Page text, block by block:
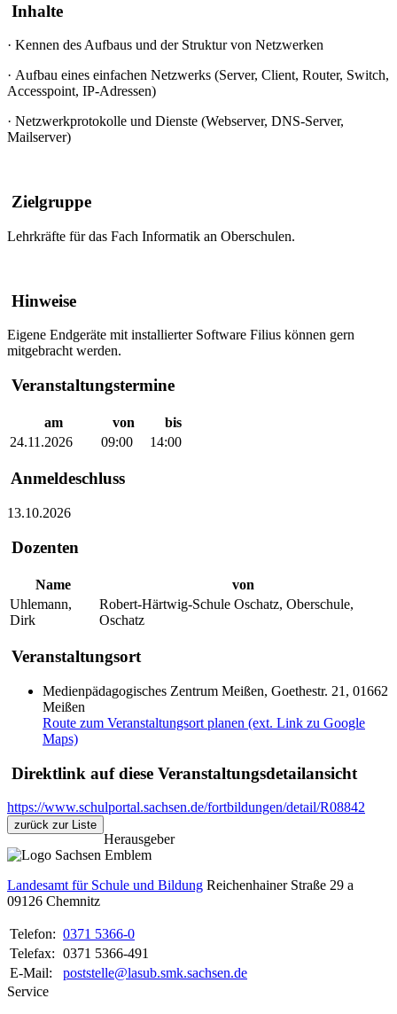
Inhalte
· Kennen des Aufbaus und der Struktur von Netzwerken
· Aufbau eines einfachen Netzwerks (Server, Client, Router, Switch,
Accesspoint, IP-Adressen)
· Netzwerkprotokolle und Dienste (Webserver, DNS-Server,
Mailserver)
Zielgruppe
Lehrkräfte für das Fach Informatik an Oberschulen.
Hinweise
Eigene Endgeräte mit installierter Software Filius können gern
mitgebracht werden.
Veranstaltungstermine
am von
bis
24.11.2026
09:00 14:00
Anmeldeschluss
13.10.2026
Dozenten
Name
von
Uhlemann,
Dirk
Robert-Härtwig-Schule Oschatz, Oberschule,
Oschatz
Veranstaltungsort
Medienpädagogisches Zentrum Meißen, Goethestr. 21, 01662
Meißen
Route zum Veranstaltungsort planen (ext. Link zu Google
Maps)
Direktlink auf diese Veranstaltungsdetailansicht
https://www.schulportal.sachsen.de/fortbildungen/detail/R08842
zurück zur Liste
Herausgeber
Landesamt für Schule und Bildung Reichenhainer Straße 29 a
09126 Chemnitz
Telefon: 0371 5366-0
Telefax: 0371 5366-491
E-Mail:
poststelle@lasub.smk.sachsen.de
Service